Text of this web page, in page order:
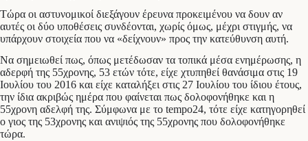
Τώρα οι αστυνομικοί διεξάγουν έρευνα προκειμένου να δουν αν
αυτές οι δύο υποθέσεις συνδέονται, χωρίς όμως, μέχρι στιγμής, να
υπάρχουν στοιχεία που να «δείχνουν» προς την κατεύθυνση αυτή.
Να σημειωθεί πως, όπως μετέδωσαν τα τοπικά μέσα ενημέρωσης, η
αδερφή της 55χρονης, 53 ετών τότε, είχε χτυπηθεί θανάσιμα στις 19
Ιουλίου του 2016 και είχε καταλήξει στις 27 Ιουλίου του ίδιου έτους,
την ίδια ακριβώς ημέρα που φαίνεται πως δολοφονήθηκε και η
55χρονη αδελφή της. Σύμφωνα με το tempo24, τότε είχε κατηγορηθεί
ο γιος της 53χρονης και ανιψιός της 55χρονης που δολοφονήθηκε
τώρα.